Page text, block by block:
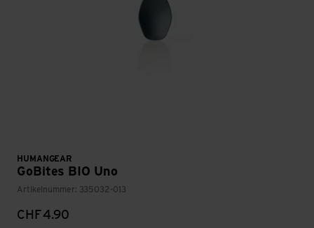
HUMANGEAR
GoBites BIO Uno
Artikelnummer: 335032-013
CHF4.90